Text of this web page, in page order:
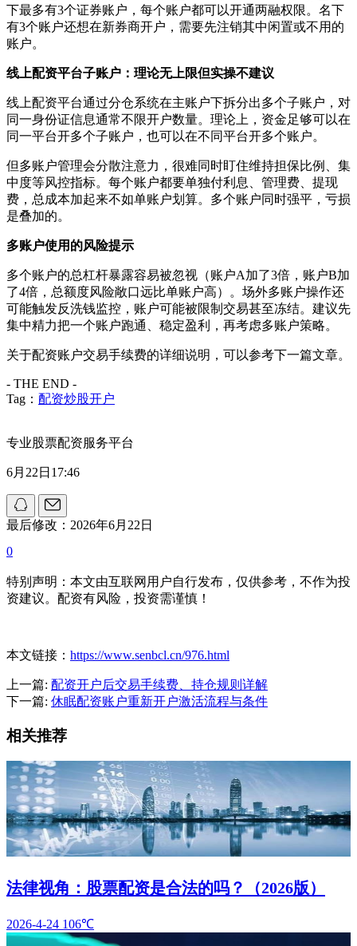
下最多有3个证券账户，每个账户都可以开通两融权限。名下
有3个账户还想在新券商开户，需要先注销其中闲置或不用的
账户。
线上配资平台子账户：理论无上限但实操不建议
线上配资平台通过分仓系统在主账户下拆分出多个子账户，对
同一身份证信息通常不限开户数量。理论上，资金足够可以在
同一平台开多个子账户，也可以在不同平台开多个账户。
但多账户管理会分散注意力，很难同时盯住维持担保比例、集
中度等风控指标。每个账户都要单独付利息、管理费、提现
费，总成本加起来不如单账户划算。多个账户同时强平，亏损
是叠加的。
多账户使用的风险提示
多个账户的总杠杆暴露容易被忽视（账户A加了3倍，账户B加
了4倍，总额度风险敞口远比单账户高）。场外多账户操作还
可能触发反洗钱监控，账户可能被限制交易甚至冻结。建议先
集中精力把一个账户跑通、稳定盈利，再考虑多账户策略。
关于配资账户交易手续费的详细说明，可以参考下一篇文章。
- THE END -
Tag： 配资炒股开户
专业股票配资服务平台
6月22日17:46
最后修改：2026年6月22日
0
特别声明：本文由互联网用户自行发布，仅供参考，不作为投
资建议。配资有风险，投资需谨慎！
本文链接： https://www.senbcl.cn/976.html
上一篇: 配资开户后交易手续费、持仓规则详解
下一篇: 休眠配资账户重新开户激活流程与条件
相关推荐
法律视角：股票配资是合法的吗？（2026版）
2026-4-24 106℃